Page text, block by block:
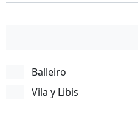
Balleiro
Vila y Libis